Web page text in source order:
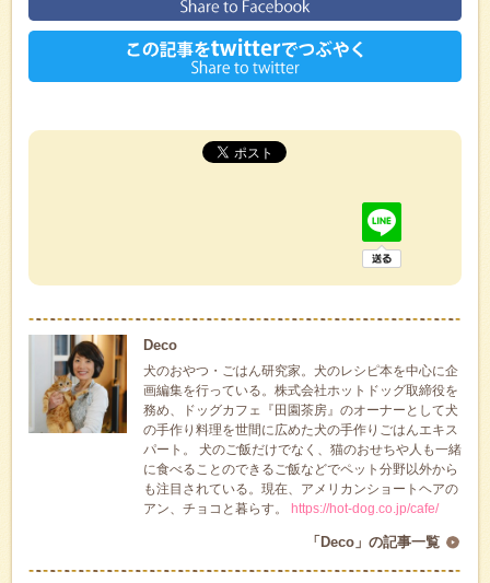
Deco
犬のおやつ・ごはん研究家。犬のレシピ本を中心に企
画編集を行っている。株式会社ホットドッグ取締役を
務め、ドッグカフェ『田園茶房』のオーナーとして犬
の手作り料理を世間に広めた犬の手作りごはんエキス
パート。 犬のご飯だけでなく、猫のおせちや人も一緒
に食べることのできるご飯などでペット分野以外から
も注目されている。現在、アメリカンショートヘアの
アン、チョコと暮らす。 https://hot-dog.co.jp/cafe/
「Deco」の記事一覧